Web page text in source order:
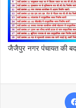
जैजैपुर नगर पंचायत की